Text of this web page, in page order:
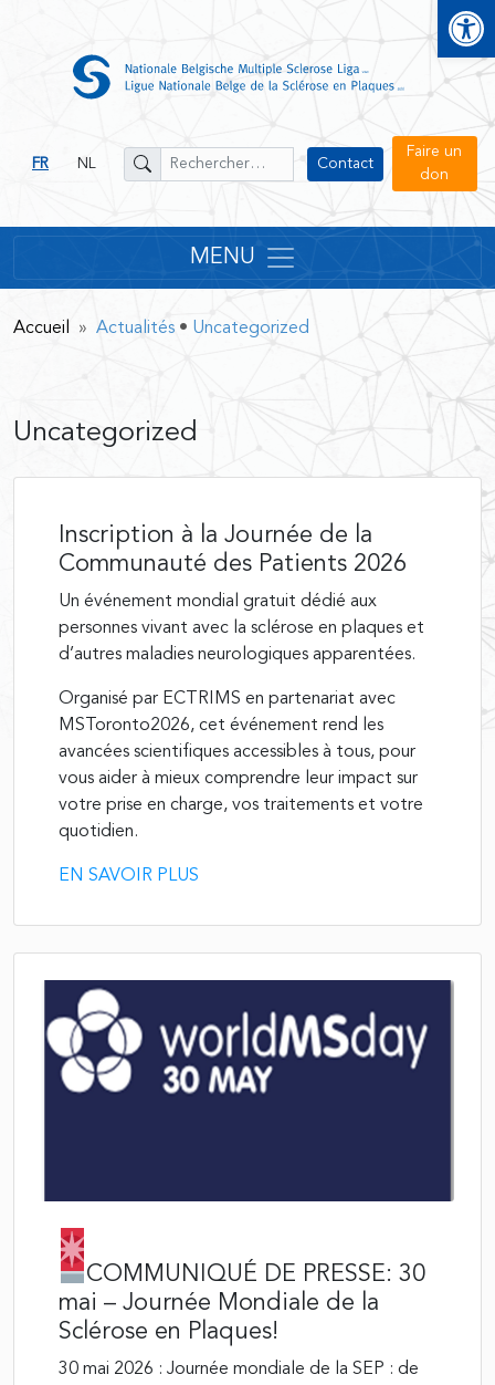
FR NL Contact
Faire un
don
MENU
Accueil » Actualités • Uncategorized
Uncategorized
Inscription à la Journée de la
Communauté des Patients 2026
Un événement mondial gratuit dédié aux
personnes vivant avec la sclérose en plaques et
d’autres maladies neurologiques apparentées.
Organisé par ECTRIMS en partenariat avec
MSToronto2026, cet événement rend les
avancées scientifiques accessibles à tous, pour
vous aider à mieux comprendre leur impact sur
votre prise en charge, vos traitements et votre
quotidien.
EN SAVOIR PLUS
COMMUNIQUÉ DE PRESSE: 30
mai – Journée Mondiale de la
Sclérose en Plaques!
30 mai 2026 : Journée mondiale de la SEP : de